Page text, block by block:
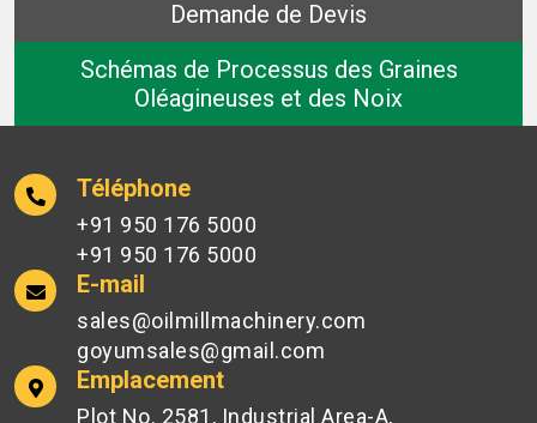
Demande de Devis
Schémas de Processus des Graines
Oléagineuses et des Noix
Téléphone
+91 950 176 5000
+91 950 176 5000
E-mail
sales@oilmillmachinery.com
goyumsales@gmail.com
Emplacement
Plot No. 2581, Industrial Area-A,